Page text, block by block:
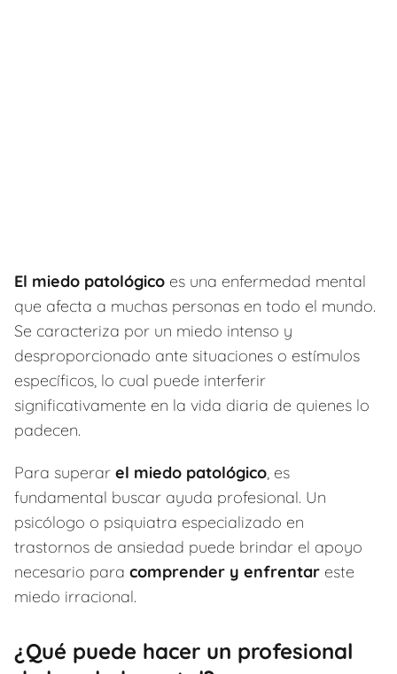
El miedo patológico es una enfermedad mental
que afecta a muchas personas en todo el mundo.
Se caracteriza por un miedo intenso y
desproporcionado ante situaciones o estímulos
específicos, lo cual puede interferir
significativamente en la vida diaria de quienes lo
padecen.
Para superar el miedo patológico, es
fundamental buscar ayuda profesional. Un
psicólogo o psiquiatra especializado en
trastornos de ansiedad puede brindar el apoyo
necesario para comprender y enfrentar este
miedo irracional.
¿Qué puede hacer un profesional